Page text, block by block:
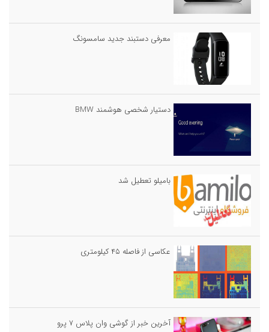
معرفی دستبند جدید سامسونگ
دستیار شخصی هوشمند BMW
بامیلو تعطیل شد
عکاسی از فاصله ۴۵ کیلومتری
آخرین خبر از گوشی وان پلاس ۷ پرو